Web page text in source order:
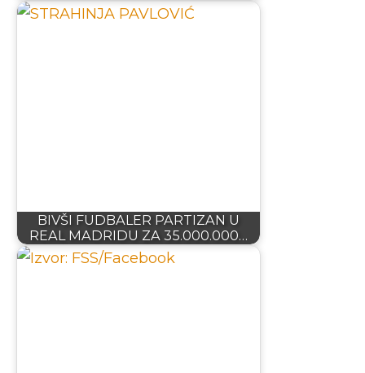
BIVŠI FUDBALER PARTIZAN U
REAL MADRIDU ZA 35.000.000…